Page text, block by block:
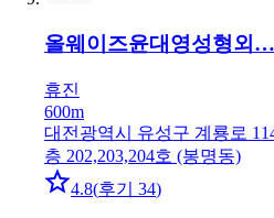
올웨이즈윤대영성형외…
휴진
600m
대전광역시 유성구 계룡로
층 202,203,204호 (봉명동)
4.8(후기 34)